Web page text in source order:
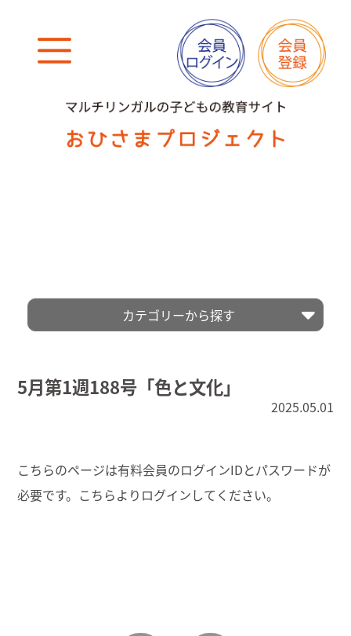
5月第1週188号「色と文化」
2025.05.01
こちらのページは有料会員のログインIDとパスワードが
必要です。こちらより ログインしてください。